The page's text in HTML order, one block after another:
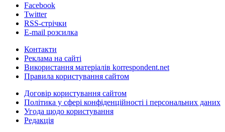
Facebook
Twitter
RSS-стрічки
E-mail розсилка
Контакти
Реклама на сайті
Використання матеріалів korrespondent.net
Правила користування сайтом
Договір користування сайтом
Політика у сфері конфіденційності і персональних даних
Угода щодо користування
Редакція